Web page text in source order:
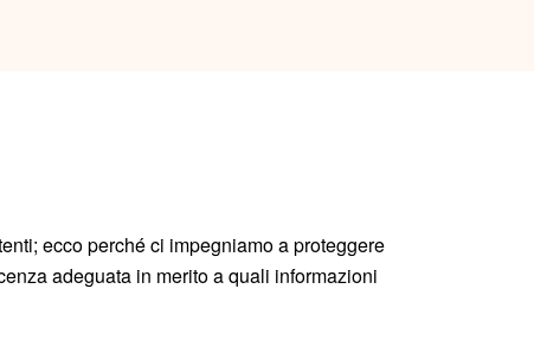
ecco perché ci impegniamo a proteggere
adeguata in merito a quali informazioni